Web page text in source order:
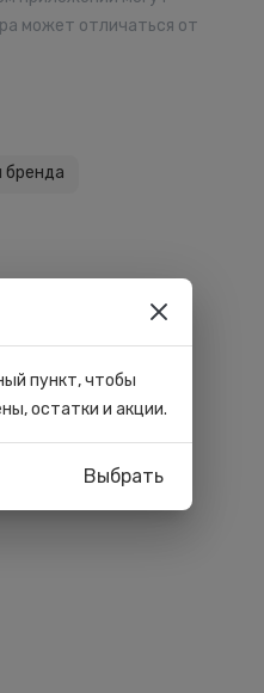
может отличаться от
бренда
пункт, чтобы
остатки и акции.
Выбрать